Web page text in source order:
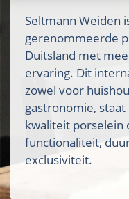
Seltmann Weiden
gerenommeerde
Duitsland met
ervaring. Dit
zowel voor
gastronomie,
kwaliteit porselein
functionaliteit,
exclusiviteit.